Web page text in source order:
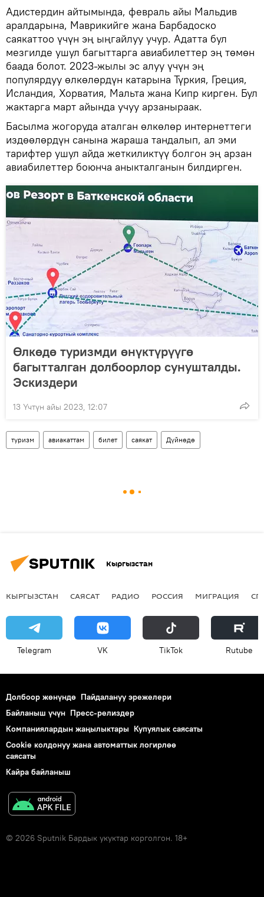
Адистердин айтымында, февраль айы Мальдив
аралдарына, Маврикийге жана Барбадоско
саякаттоо үчүн эң ыңгайлуу учур. Адатта бул
мезгилде ушул багыттарга авиабилеттер эң төмөн
баада болот. 2023-жылы эс алуу үчүн эң
популярдуу өлкөлөрдүн катарына Түркия, Греция,
Исландия, Хорватия, Мальта жана Кипр кирген. Бул
жактарга март айында учуу арзаныраак.
Басылма жогоруда аталган өлкөлөр интернеттеги
издөөлөрдүн санына жараша тандалып, ал эми
тарифтер ушул айда жеткиликтүү болгон эң арзан
авиабилеттер боюнча аныкталганын билдирген.
Өлкөдө туризмди өнүктүрүүгө
багытталган долбоорлор сунушталды.
Эскиздери
13 Үчтүн айы 2023, 12:07
туризм авиакаттам билет саякат Дүйнөдө
Кыргызстан
КЫРГЫЗСТАН САЯСАТ РАДИО РОССИЯ МИГРАЦИЯ
Telegram VK ТikТоk Rutube
Долбоор жөнүндө Пайдалануу эрежелери
Байланыш үчүн Пресс-релиздер
Компаниялардын жаңылыктары Купуялык саясаты
Cookie колдонуу жана автоматтык логирлөө
саясаты
Кайра байланыш
© 2026 Sputnik Бардык укуктар корголгон. 18+